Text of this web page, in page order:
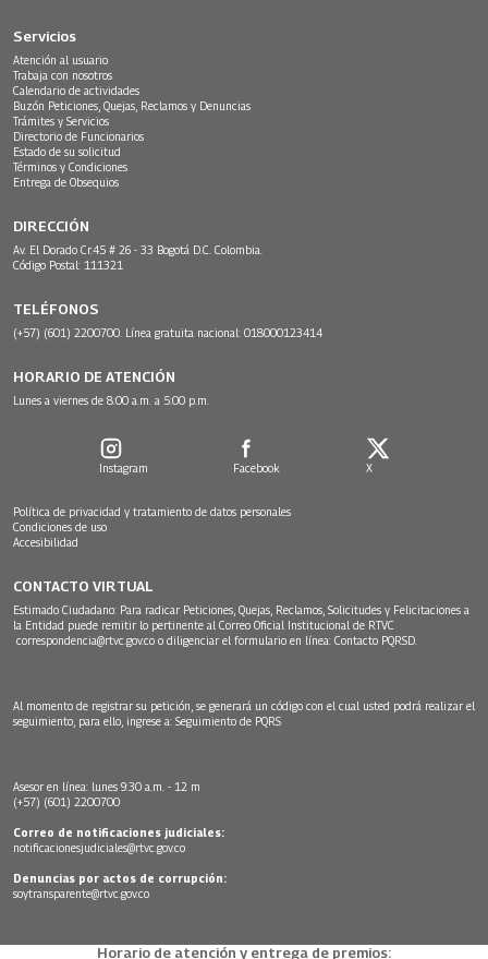
Servicios
Atención al usuario
Trabaja con nosotros
Calendario de actividades
Buzón Peticiones, Quejas, Reclamos y Denuncias
Trámites y Servicios
Directorio de Funcionarios
Estado de su solicitud
Términos y Condiciones
Entrega de Obsequios
DIRECCIÓN
Av. El Dorado Cr.45 # 26 - 33 Bogotá D.C. Colombia.
Código Postal: 111321
TELÉFONOS
(+57) (601) 2200700. Línea gratuita nacional: 018000123414
HORARIO DE ATENCIÓN
Lunes a viernes de 8:00 a.m. a 5:00 p.m.
Instagram Facebook X
Política de privacidad y tratamiento de datos personales
Condiciones de uso
Accesibilidad
CONTACTO VIRTUAL
Estimado Ciudadano: Para radicar Peticiones, Quejas, Reclamos, Solicitudes y Felicitaciones a
la Entidad puede remitir lo pertinente al Correo Oficial Institucional de RTVC
correspondencia@rtvc.gov.co o diligenciar el formulario en línea: Contacto PQRSD.
Al momento de registrar su petición, se generará un código con el cual usted podrá realizar el
seguimiento, para ello, ingrese a: Seguimiento de PQRS
Asesor en línea: lunes 9:30 a.m. - 12 m
(+57) (601) 2200700
Correo de notificaciones judiciales:
notificacionesjudiciales@rtvc.gov.co
Denuncias por actos de corrupción:
soytransparente@rtvc.gov.co
Horario de atención y entrega de premios: